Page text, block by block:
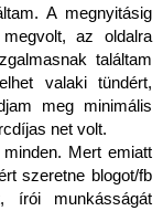
A megnyitásig
az oldalra
találtam
valaki tündért,
meg minimális
net volt.
Mert emiatt
szeretne blogot/fb
írói munkásságát